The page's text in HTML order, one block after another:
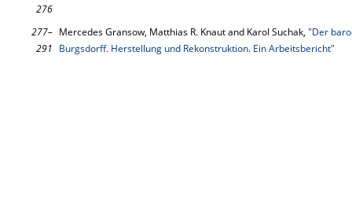
276
277–
291
Mercedes Gransow, Matthias R. Knaut and Karol Suchak, "Der
Burgsdorff. Herstellung und Rekonstruktion. Ein Arbeitsbericht"